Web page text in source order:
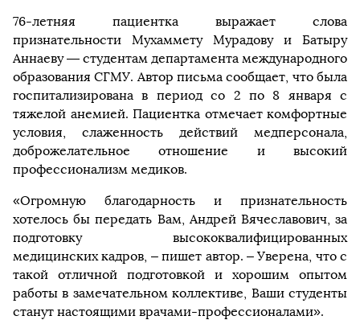
76-летняя пациентка выражает слова
признательности Мухаммету Мурадову и Батыру
Аннаеву — студентам департамента международного
образования СГМУ. Автор письма сообщает, что была
госпитализирована в период со 2 по 8 января с
тяжелой анемией. Пациентка отмечает комфортные
условия, слаженность действий медперсонала,
доброжелательное отношение и высокий
профессионализм медиков.
«Огромную благодарность и признательность
хотелось бы передать Вам, Андрей Вячеславович, за
подготовку высококвалифицированных
медицинских кадров, – пишет автор. – Уверена, что с
такой отличной подготовкой и хорошим опытом
работы в замечательном коллективе, Ваши студенты
станут настоящими врачами-профессионалами».